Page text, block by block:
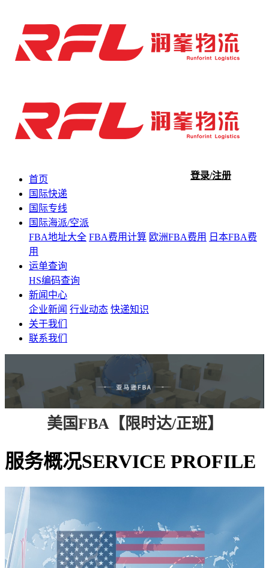
登录/注册
首页
国际快递
国际专线
国际海派/空派
FBA地址大全 FBA费用计算 欧洲FBA费用
日本FBA费
用
运单查询
HS编码查询
新闻中心
企业新闻 行业动态 快递知识
关于我们
联系我们
美国FBA【限时达/正班】
服务概况SERVICE PROFILE